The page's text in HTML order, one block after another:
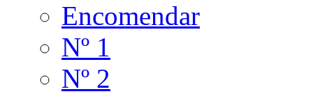
Encomendar
Nº 1
Nº 2